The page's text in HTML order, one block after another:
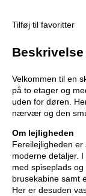
Tilføj til favoritter
Beskrivelse
Velkommen til en
på to etager og
uden for døren.
nærvær og den
Om lejligheden
Fereilejligheden
moderne detaljer.
med spiseplads
brusekabine samt
Her er desuden